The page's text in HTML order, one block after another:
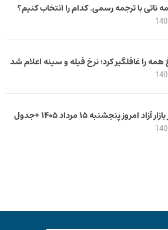
ناتی با ترجمه رسمی. کدام را انتخاب کنیم؟
را غافلگیر کرد؛ نرخ فیله و سینه اعلام شد
امروز پنجشنبه ۱۵ مرداد ۱۴۰۵ +جدول